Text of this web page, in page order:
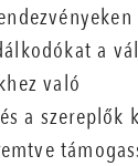
a
való
a szereplők